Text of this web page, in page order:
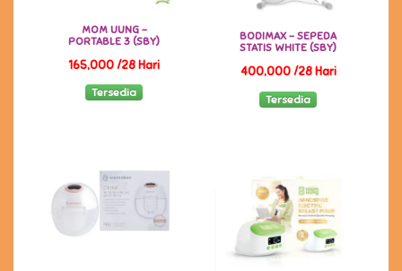
MOM UUNG -
PORTABLE 3 (SBY)
165,000 /28 Hari
Tersedia
BODIMAX - SEPEDA
STATIS WHITE (SBY)
400,000 /28 Hari
Tersedia